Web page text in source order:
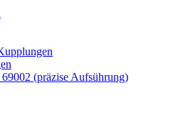
(präzise Aufsührung)